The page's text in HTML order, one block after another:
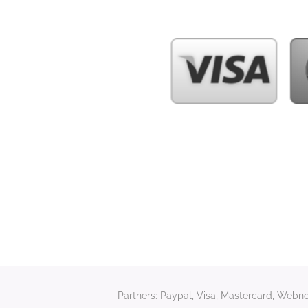
Partners: Paypal, Visa, Mastercard,